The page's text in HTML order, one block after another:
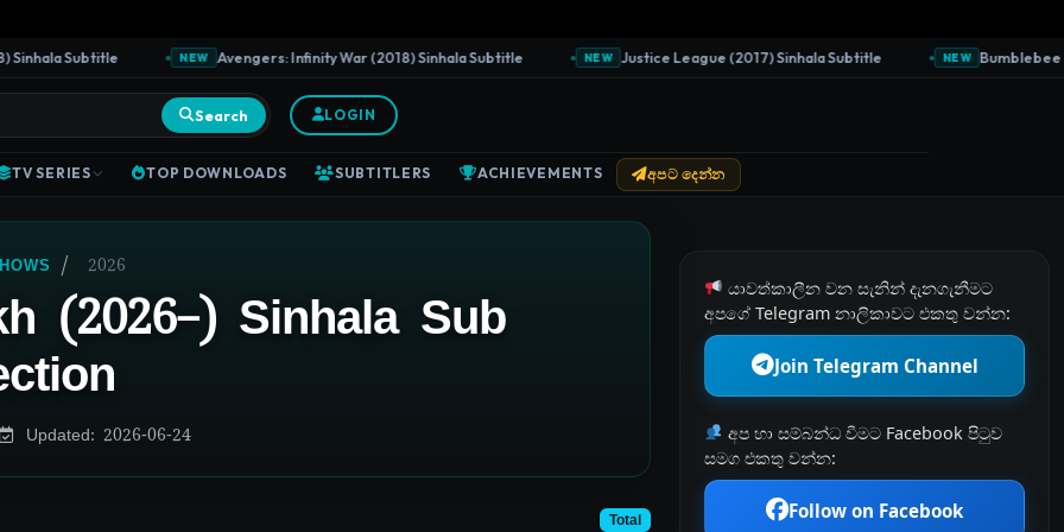
Subtitle NEW Avengers: Infinity War (2018) Sinhala Subtitle NEW Justice League (2017) Sinhala Subtitle NEW Bumblebee
Search LOGIN
TV SERIES TOP DOWNLOADS SUBTITLERS ACHIEVEMENTS අපට දෙන්න
/ 2026
(2026–) Sinhala Sub
Updated: 2026-06-24
Total
යාවත්කාලීන වන සැනින් දැනගැනීමට
අපගේ Telegram නාලිකාවට එකතු වන්න:
Join Telegram Channel
අප හා සම්බන්ධ වීමට Facebook පිටුව
සමග එකතු වන්න:
Follow on Facebook